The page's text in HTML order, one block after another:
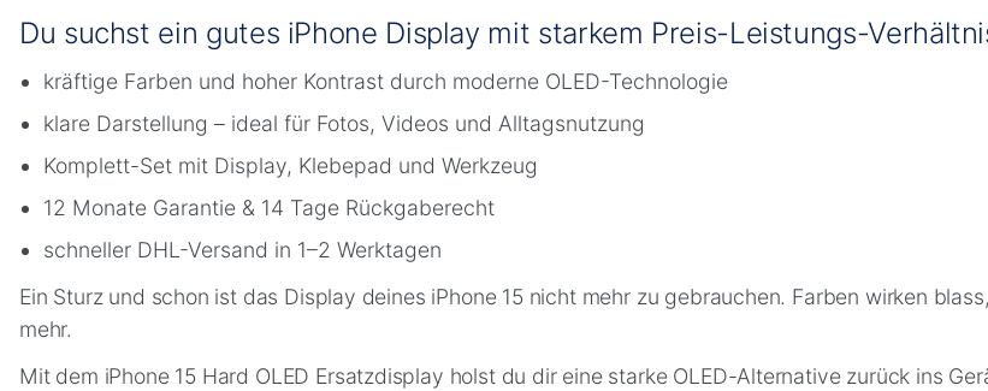
Du suchst ein gutes iPhone Display mit starkem Preis-Leistungs-
kräftige Farben und hoher Kontrast durch moderne OLED-Technologie
klare Darstellung – ideal für Fotos, Videos und Alltagsnutzung
Komplett-Set mit Display, Klebepad und Werkzeug
12 Monate Garantie & 14 Tage Rückgaberecht
schneller DHL-Versand in 1–2 Werktagen
Ein Sturz und schon ist das Display deines iPhone 15 nicht mehr zu gebrauchen. Farben wirken
mehr.
Mit dem iPhone 15 Hard OLED Ersatzdisplay holst du dir eine starke OLED-Alternative zurück ins